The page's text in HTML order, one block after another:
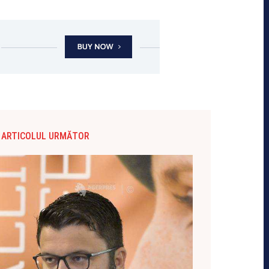
ARTICOLUL URMĂTOR